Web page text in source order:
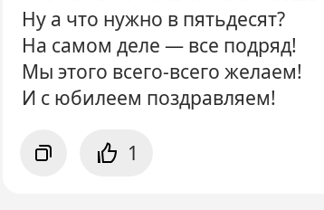
Ну а что нужно в пятьдесят?
На самом деле — все подряд!
Мы этого всего-всего желаем!
И с юбилеем поздравляем!
1